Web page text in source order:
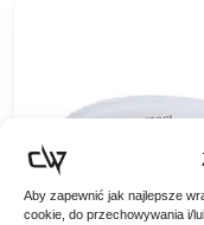
Aby zapewnić jak najlepsze
cookie, do przechowywania i/